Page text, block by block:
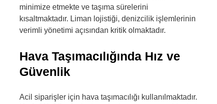
minimize etmekte ve taşıma sürelerini
kısaltmaktadır. Liman lojistiği, denizcilik işlemlerinin
verimli yönetimi açısından kritik olmaktadır.
Hava Taşımacılığında Hız ve
Güvenlik
Acil siparişler için hava taşımacılığı kullanılmaktadır.